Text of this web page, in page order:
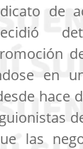
de
en
hace
las